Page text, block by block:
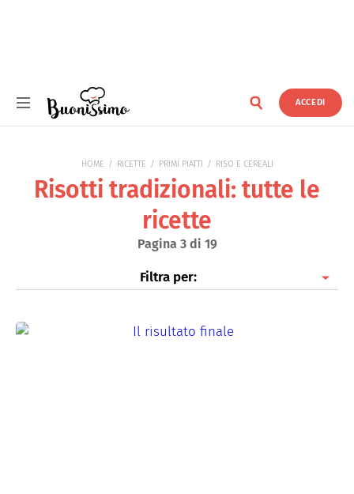
ACCEDI
HOME RICETTE PRIMI PIATTI RISO E CEREALI
Risotti tradizionali: tutte le
ricette
Pagina 3 di 19
Filtra per:
Risotti con pesce